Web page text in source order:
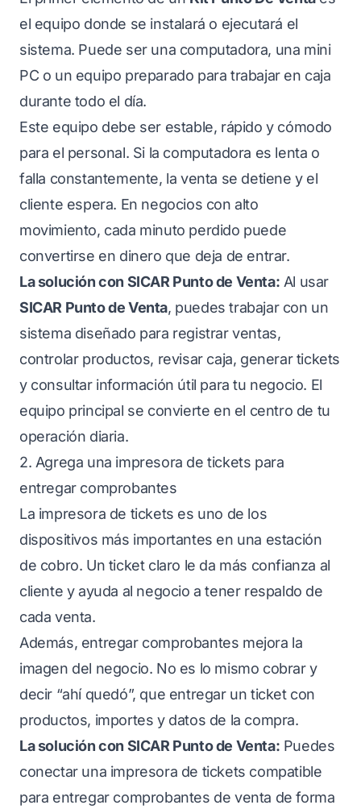
el equipo donde se instalará o ejecutará el
sistema. Puede ser una computadora, una mini
PC o un equipo preparado para trabajar en caja
durante todo el día.
Este equipo debe ser estable, rápido y cómodo
para el personal. Si la computadora es lenta o
falla constantemente, la venta se detiene y el
cliente espera. En negocios con alto
movimiento, cada minuto perdido puede
convertirse en dinero que deja de entrar.
La solución con SICAR Punto de Venta: Al usar
SICAR Punto de Venta, puedes trabajar con un
sistema diseñado para registrar ventas,
controlar productos, revisar caja, generar tickets
y consultar información útil para tu negocio. El
equipo principal se convierte en el centro de tu
operación diaria.
2. Agrega una impresora de tickets para
entregar comprobantes
La impresora de tickets es uno de los
dispositivos más importantes en una estación
de cobro. Un ticket claro le da más confianza al
cliente y ayuda al negocio a tener respaldo de
cada venta.
Además, entregar comprobantes mejora la
imagen del negocio. No es lo mismo cobrar y
decir “ahí quedó”, que entregar un ticket con
productos, importes y datos de la compra.
La solución con SICAR Punto de Venta: Puedes
conectar una impresora de tickets compatible
para entregar comprobantes de venta de forma